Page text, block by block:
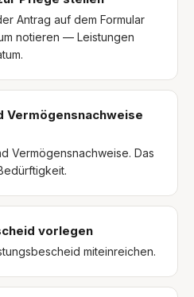
Antrag auf dem Formular
notieren — Leistungen
Vermögensnachweise
Vermögensnachweise. Das
vorlegen
miteinreichen.